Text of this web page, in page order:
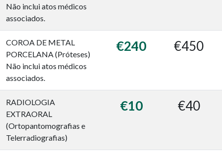
Não inclui atos médicos
associados.
COROA DE METAL
PORCELANA (Próteses)
Não inclui atos médicos
associados.
€240 €450
RADIOLOGIA
EXTRAORAL
(Ortopantomografias e
Telerradiografias)
€10 €40